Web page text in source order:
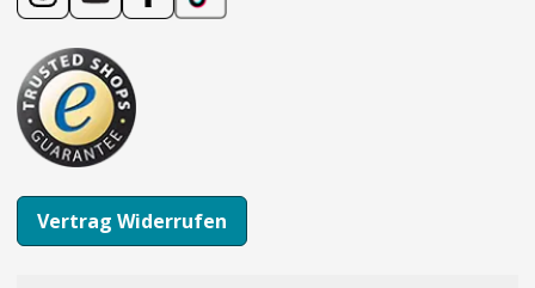
Vertrag Widerrufen